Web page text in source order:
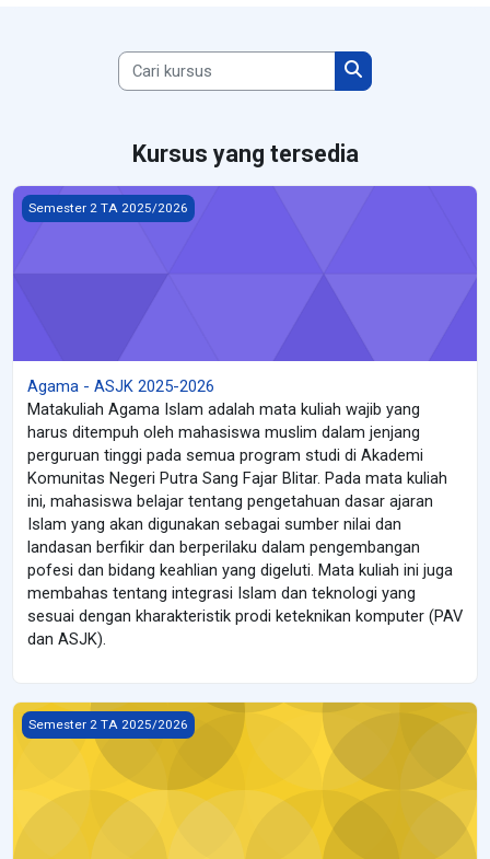
Cari kursus
Cari kursus
Kursus yang tersedia
Agama - ASJK 2025-2026
Semester 2 TA 2025/2026
Agama - ASJK 2025-2026
Matakuliah Agama Islam adalah mata kuliah wajib yang
harus ditempuh oleh mahasiswa muslim dalam jenjang
perguruan tinggi pada semua program studi di Akademi
Komunitas Negeri Putra Sang Fajar Blitar. Pada mata kuliah
ini, mahasiswa belajar tentang pengetahuan dasar ajaran
Islam yang akan digunakan sebagai sumber nilai dan
landasan berfikir dan berperilaku dalam pengembangan
pofesi dan bidang keahlian yang digeluti. Mata kuliah ini juga
membahas tentang integrasi Islam dan teknologi yang
sesuai dengan kharakteristik prodi keteknikan komputer (PAV
dan ASJK).
Bahasa Indonesia - ASJK
Semester 2 TA 2025/2026